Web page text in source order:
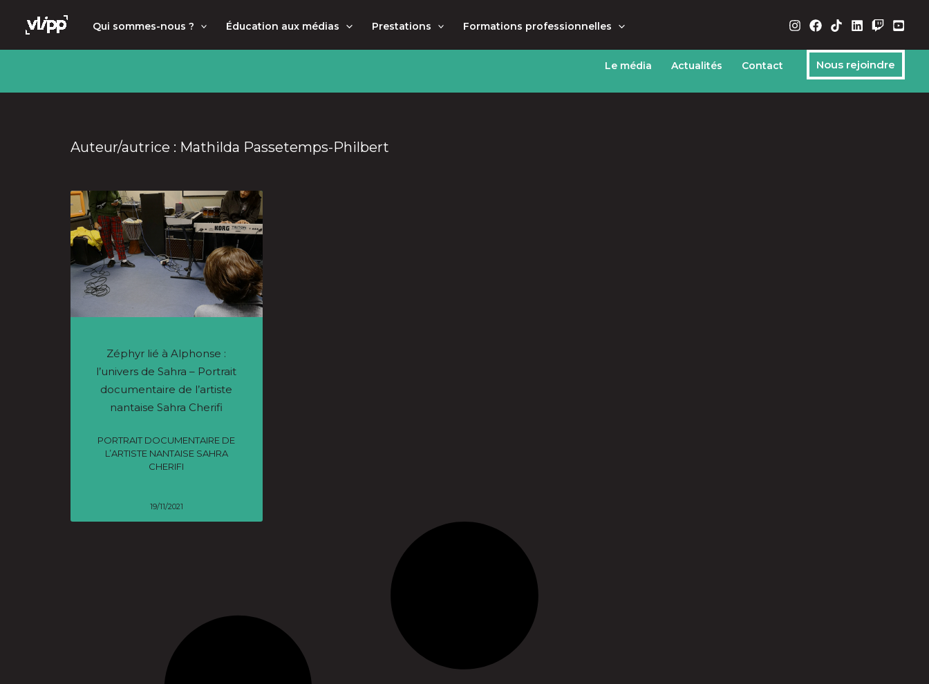
principal
Qui sommes-nous ? Éducation aux médias Prestations Formations professionnelles
Le média Actualités Contact Nous rejoindre
Auteur/autrice : Mathilda Passetemps-Philbert
Zéphyr lié à Alphonse :
l’univers de Sahra – Portrait
documentaire de l’artiste
nantaise Sahra Cherifi
PORTRAIT DOCUMENTAIRE DE
L’ARTISTE NANTAISE SAHRA
CHERIFI
19/11/2021